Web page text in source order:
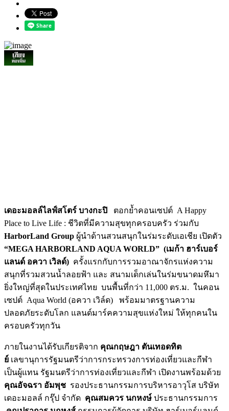
เดอะมอลล์ไลฟ์สโตร์ บางกะปิ ตอกย้ำคอนเซปต์ A Happy
Place to Live Life : ชีวิตที่มีความสุขทุกครอบครัว ร่วมกับ
HarborLand Group ผู้นำด้านสวนสนุกในร่มระดับเอเชีย เปิดตัว
“MEGA HARBORLAND AQUA WORLD” (เมก้า ฮาร์เบอร์
แลนด์ อควา เวิลด์) ครั้งแรกกับการรวมอาณาจักรแห่งความ
สนุกที่รวมสวนน้ำลอยฟ้า และ สนามเด็กเล่นในร่มขนาดมหึมา
ยิ่งใหญ่ที่สุดในประเทศไทย บนพื้นที่กว่า 11,000 ตร.ม. ในคอน
เซปต์ Aqua World (อควา เวิล์ด) พร้อมมาตรฐานความ
ปลอดภัยระดับโลก แลนด์มาร์คความสุขแห่งใหม่ ให้ทุกคนใน
ครอบครัวทุกวัน
ภายในงานได้รับเกียรติจาก คุณกฤษฎา ตันเทอดทิต
ย์ เลขานุการรัฐมนตรีว่าการกระทรวงการท่องเที่ยวและกีฬา
เป็นผู้แทน รัฐมนตรีว่าการท่องเที่ยวและกีฬา เปิดงานพร้อมด้วย
คุณอัจฉรา อัมพุช รองประธานกรรมการบริหารอาวุโส บริษัท
เดอะมอลล์ กรุ๊ป จำกัด คุณสมควร นกหงษ์ ประธานกรรมการ